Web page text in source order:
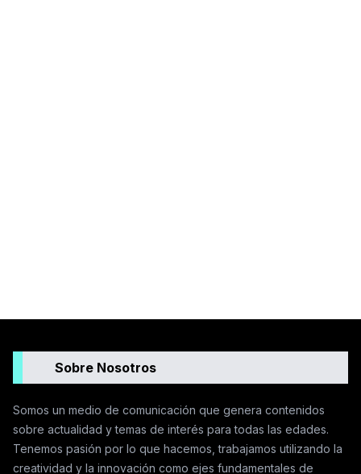
Sobre Nosotros
Somos un medio de comunicación que genera contenidos
sobre actualidad y temas de interés para todas las edades.
Tenemos pasión por lo que hacemos, trabajamos utilizando la
creatividad y la innovación como ejes fundamentales de